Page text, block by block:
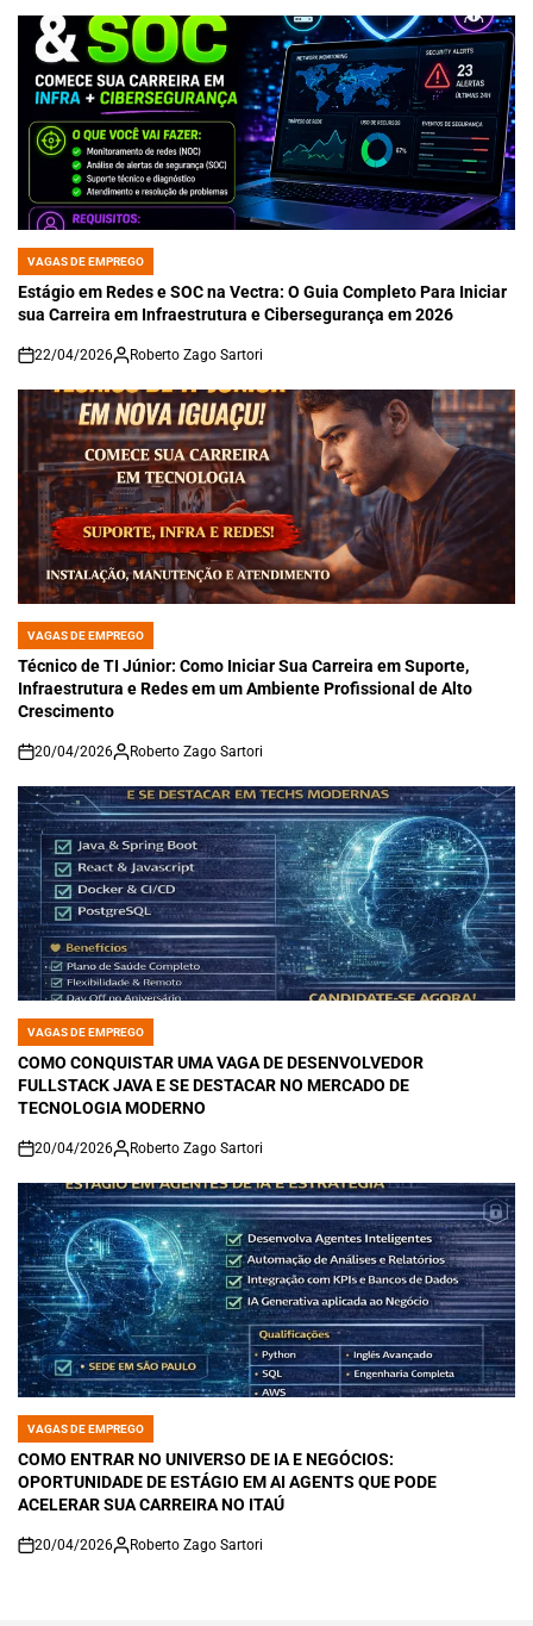
POSTED
IN
VAGAS DE EMPREGO
Estágio em Redes e SOC na Vectra: O Guia Completo Para Iniciar
sua Carreira em Infraestrutura e Cibersegurança em 2026
on
22/04/2026 Roberto Zago Sartori
POSTED
IN
VAGAS DE EMPREGO
Técnico de TI Júnior: Como Iniciar Sua Carreira em Suporte,
Infraestrutura e Redes em um Ambiente Profissional de Alto
Crescimento
on
20/04/2026 Roberto Zago Sartori
POSTED
IN
VAGAS DE EMPREGO
COMO CONQUISTAR UMA VAGA DE DESENVOLVEDOR
FULLSTACK JAVA E SE DESTACAR NO MERCADO DE
TECNOLOGIA MODERNO
on
20/04/2026 Roberto Zago Sartori
POSTED
IN
VAGAS DE EMPREGO
COMO ENTRAR NO UNIVERSO DE IA E NEGÓCIOS:
OPORTUNIDADE DE ESTÁGIO EM AI AGENTS QUE PODE
ACELERAR SUA CARREIRA NO ITAÚ
on
20/04/2026 Roberto Zago Sartori